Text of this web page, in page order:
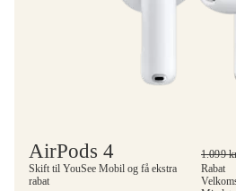
AirPods 4
Skift til YouSee Mobil og få ekstra
rabat
1.099
Rabat